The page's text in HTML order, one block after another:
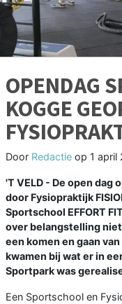
OPENDAG
KOGGE
Door Redactie op 1 april
'T VELD - De open dag
door Fysiopraktijk
Sportschool EFFORT
over belangstelling
een komen en gaan
kwamen bij wat er in
Sportpark was
Een Sportschool en